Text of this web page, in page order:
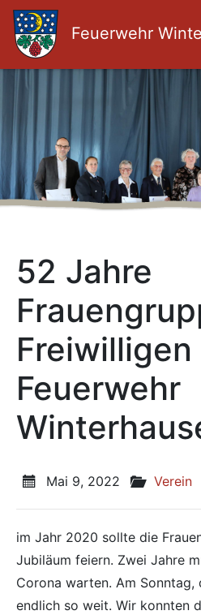
Feuerwehr
52 Jahre
Freiwilligen
Feuerwehr
Veröffentlicht am:
Mai 9, 2022 Verein
im Jahr 2020 sollte die
Jubiläum feiern. Zwei Jahre
Corona warten. Am
endlich so weit. Wir konnten